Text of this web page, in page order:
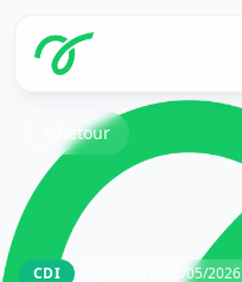
Retour
CDI Publié le 26/05/2026